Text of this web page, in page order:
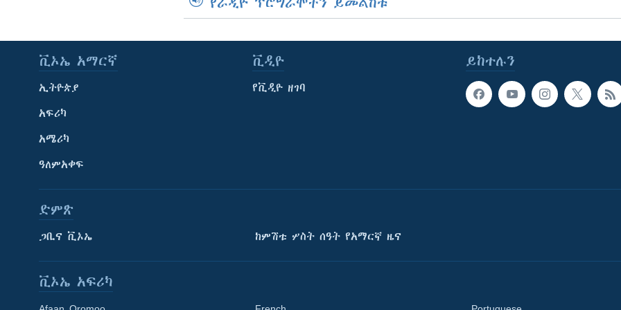
ይከተሉን
ቪኦኤ አማርኛ
ኢትዮጵያ
አፍሪካ
አሜሪካ
ዓለምአቀፍ
ቪዲዮ
የቪዲዮ ዘገባ
ድምጽ
ጋቢና ቪኦኤ ከምሽቱ ሦስት ሰዓት የአማርኛ ዜና
ቪኦኤ አፍሪካ